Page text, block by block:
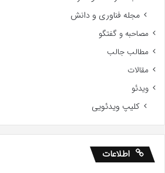
مجله فناوری و دانش
مصاحبه و گفتگو
مطالب جالب
مقالات
ویدئو
کلیپ ویدئویی
اطلاعات